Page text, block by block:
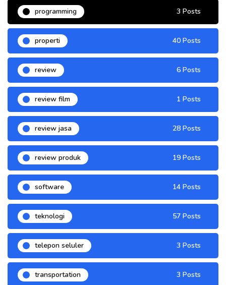
programming 3 Posts
properti 40 Posts
review 6 Posts
review film 1 Posts
review jasa 28 Posts
review produk 19 Posts
software 14 Posts
teknologi 57 Posts
telepon seluler 3 Posts
transportation 3 Posts